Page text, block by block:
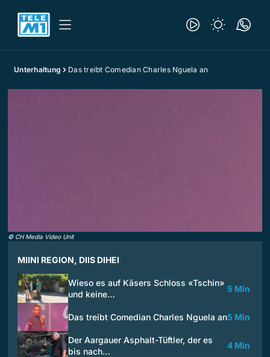
Unterhaltung Das treibt Comedian Charles Nguela an
© CH Media Video Unit
MIINI REGION, DIIS DIHEI
Wieso es auf Käsers Schloss «Tschin»
und keine…
5 Min
Das treibt Comedian Charles Nguela an5 Min
Der Aargauer Asphalt-Tüftler, der es
bis nach…
4 Min